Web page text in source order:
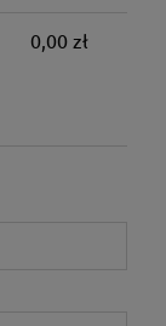
0,00 zł